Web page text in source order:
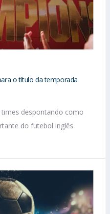
o título da temporada
despontando como
do futebol inglês.